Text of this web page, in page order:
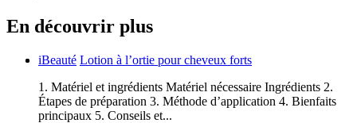
En découvrir plus
iBeauté Lotion à l’ortie pour cheveux forts
1. Matériel et ingrédients Matériel nécessaire Ingrédients 2.
Étapes de préparation 3. Méthode d’application 4. Bienfaits
principaux 5. Conseils et...